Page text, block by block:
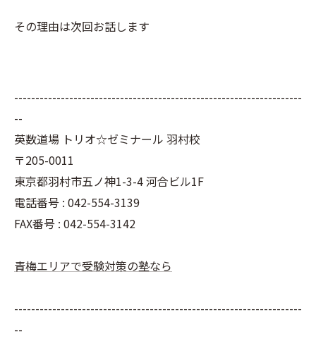
その理由は次回お話します
--------------------------------------------------------------------
--
英数道場 トリオ☆ゼミナール 羽村校
〒205-0011
東京都羽村市五ノ神1-3-4 河合ビル1F
電話番号 : 042-554-3139
FAX番号 : 042-554-3142
青梅エリアで受験対策の塾なら
--------------------------------------------------------------------
--